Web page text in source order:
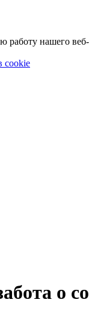
нашего веб-
cookie
о